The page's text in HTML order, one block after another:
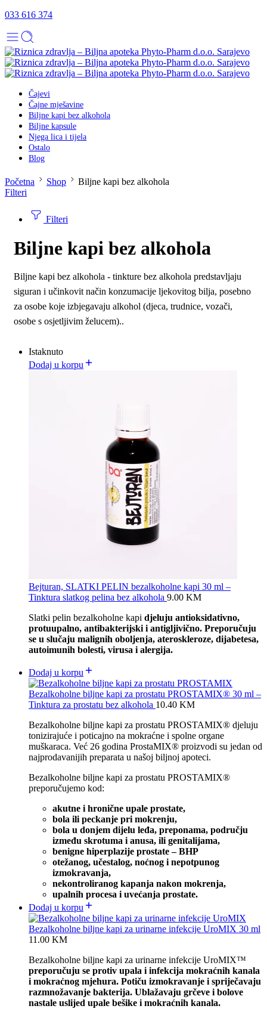
033 616 374
Čajevi
Čajne mješavine
Biljne kapi bez alkohola
Biljne kapsule
Njega lica i tijela
Ostalo
Blog
Početna Shop
Biljne kapi bez alkohola
Filteri
Filteri
Biljne kapi bez alkohola
Biljne kapi bez alkohola - tinkture bez alkohola predstavljaju
siguran i učinkovit način konzumacije ljekovitog bilja, posebno
za osobe koje izbjegavaju alkohol (djeca, trudnice, vozači,
osobe s osjetljivim želucem)..
Istaknuto
Dodaj u korpu
Bejturan, SLATKI PELIN bezalkoholne kapi 30 ml –
Tinktura slatkog pelina bez alkohola 9.00 KM
Slatki pelin bezalkoholne kapi djeluju antioksidativno,
protuupalno, antibakterijski i antigljivično. Preporučuju
se u slučaju malignih oboljenja, ateroskleroze, dijabetesa,
autoimunih bolesti, virusa i alergija.
Dodaj u korpu
Bezalkoholne biljne kapi za prostatu PROSTAMIX® 30 ml –
Tinktura za prostatu bez alkohola 10.40 KM
Bezalkoholne biljne kapi za prostatu PROSTAMIX® djeluju
tonizirajuće i poticajno na mokraćne i spolne organe
muškaraca. Već 26 godina ProstaMIX® proizvodi su jedan od
najprodavanijih preparata u našoj biljnoj apoteci.
Bezalkoholne biljne kapi za prostatu PROSTAMIX®
preporučujemo kod:
akutne i hronične upale prostate,
bola ili peckanje pri mokrenju,
bola u donjem dijelu leđa, preponama, području
između skrotuma i anusa, ili genitalijama,
benigne hiperplazije prostate – BHP
otežanog, učestalog, noćnog i nepotpunog
izmokravanja,
nekontroliranog kapanja nakon mokrenja,
upalnih procesa i uvećanja prostate.
Dodaj u korpu
Bezalkoholne biljne kapi za urinarne infekcije UroMIX 30 ml
11.00 KM
Bezalkoholne biljne kapi za urinarne infekcije UroMIX™
preporučuju se protiv upala i infekcija mokraćnih kanala
i mokraćnog mjehura. Potiču izmokravanje i spriječavaju
razmnožavanje bakterija. Ublažavaju grčeve i bolove
nastale uslijed upale bešike i mokraćnih kanala.